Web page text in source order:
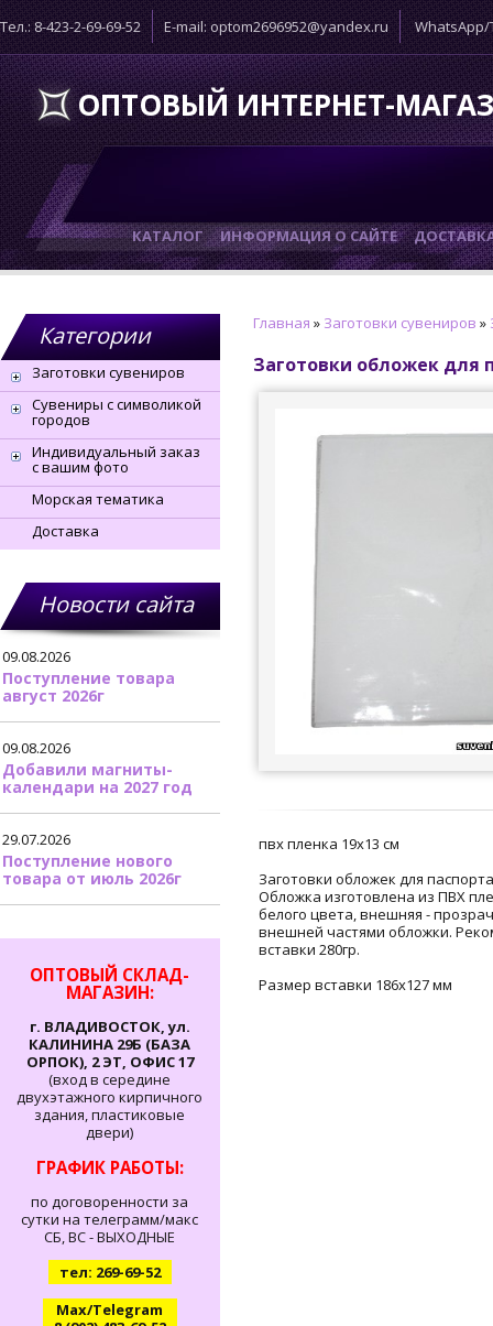
Тел.: 8-423-2-69-69-52 E-mail: optom2696952@yandex.ru WhatsApp/
ОПТОВЫЙ ИНТЕРНЕТ-
КАТАЛОГ ИНФОРМАЦИЯ О САЙТЕ
Категории
Заготовки сувениров
Сувениры с символикой
городов
Индивидуальный заказ
с вашим фото
Морская тематика
Доставка
Новости сайта
09.08.2026
Поступление товара
август 2026г
09.08.2026
Добавили магниты-
календари на 2027 год
29.07.2026
Поступление нового
товара от июль 2026г
ОПТОВЫЙ СКЛАД-
МАГАЗИН:
г. ВЛАДИВОСТОК, ул.
КАЛИНИНА 29Б (БАЗА
ОРПОК), 2 ЭТ, ОФИС 17
(вход в середине
двухэтажного кирпичного
здания, пластиковые
двери)
ГРАФИК РАБОТЫ:
по договоренности за
сутки на телеграмм/макс
СБ, ВС - ВЫХОДНЫЕ
тел: 269-69-52
Max/Telegram
Главная » Заготовки сувениров »
Заготовки обложек для
пвх пленка 19х13 см
Заготовки обложек для
Обложка изготовлена из ПВХ
белого цвета, внешняя -
внешней частями обложки.
вставки 280гр.
Размер вставки 186х127 мм